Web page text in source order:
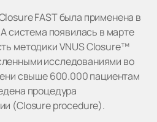
FAST была применена в
система появилась в марте
методики VNUS Closure™
исследованиями во
свыше 600.000 пациентам
процедура
(Closure procedure).